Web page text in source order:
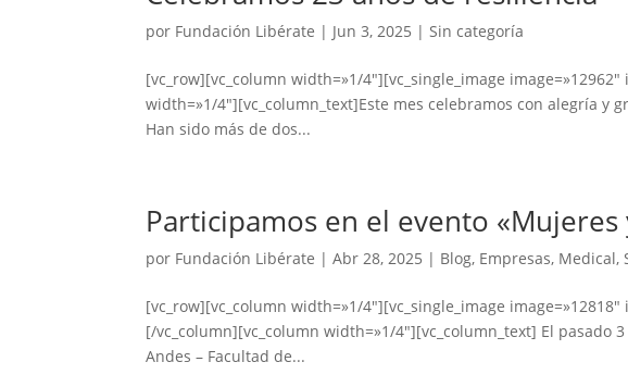
por Fundación Libérate | Jun 3, 2025 |Sin categoría
[vc_row][vc_column width=»1/4″][vc_single_image
width=»1/4″][vc_column_text]Este mes celebramos con alegría y
Han sido más de dos...
Participamos en el evento «Mujeres
por Fundación Libérate |Abr 28, 2025 | Blog, Empresas, Medical,
[vc_row][vc_column width=»1/4″][vc_single_image
[/vc_column][vc_column width=»1/4″][vc_column_text] El pasado
Andes – Facultad de...